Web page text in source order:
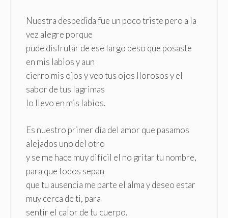
Nuestra despedida fue un poco triste pero a la
vez alegre porque
pude disfrutar de ese largo beso que posaste
en mis labios y aun
cierro mis ojos y veo tus ojos llorosos y el
sabor de tus lagrimas
lo llevo en mis labios.
Es nuestro primer día del amor que pasamos
alejados uno del otro
y se me hace muy difícil el no gritar tu nombre,
para que todos sepan
que tu ausencia me parte el alma y deseo estar
muy cerca de ti, para
sentir el calor de tu cuerpo.